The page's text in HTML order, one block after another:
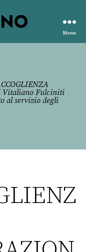
Menu
Vitaliano Fulciniti
al servizio degli